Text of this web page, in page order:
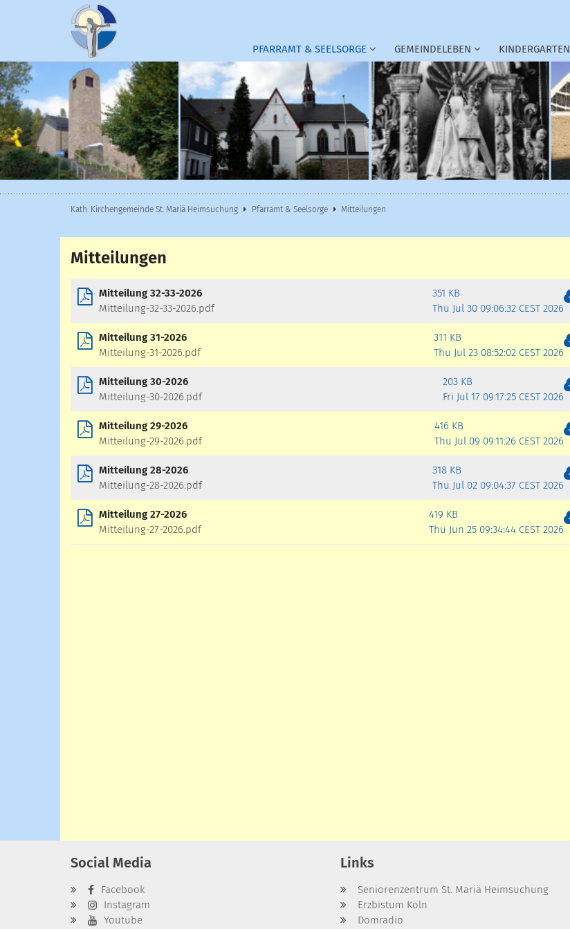
Zum Inhalt springen
PFARRAMT & SEELSORGE GEMEINDELEBEN KINDERGARTEN
Kath. Kirchengemeinde St. Mariä Heimsuchung Pfarramt & Seelsorge Mitteilungen
Mitteilungen
Mitteilung 32-33-2026
Mitteilung-32-33-2026.pdf
351 KB
Thu Jul 30 09:06:32 CEST 2026
Mitteilung 31-2026
Mitteilung-31-2026.pdf
311 KB
Thu Jul 23 08:52:02 CEST 2026
Mitteilung 30-2026
Mitteilung-30-2026.pdf
203 KB
Fri Jul 17 09:17:25 CEST 2026
Mitteilung 29-2026
Mitteilung-29-2026.pdf
416 KB
Thu Jul 09 09:11:26 CEST 2026
Mitteilung 28-2026
Mitteilung-28-2026.pdf
318 KB
Thu Jul 02 09:04:37 CEST 2026
Mitteilung 27-2026
Mitteilung-27-2026.pdf
419 KB
Thu Jun 25 09:34:44 CEST 2026
Social Media
Facebook
Instagram
Youtube
Links
Seniorenzentrum St. Mariä Heimsuchung
Erzbistum Köln
Domradio